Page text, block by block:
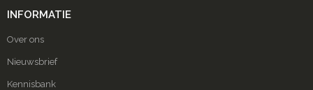
INFORMATIE
Over ons
Nieuwsbrief
Kennisbank